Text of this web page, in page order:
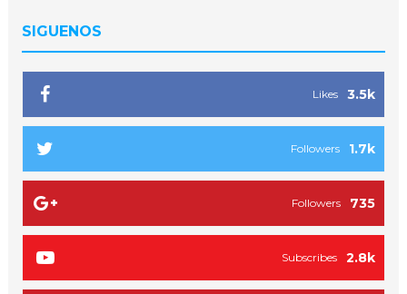
SIGUENOS
3.5k
Likes
1.7k
Followers
735
Followers
2.8k
Subscribes